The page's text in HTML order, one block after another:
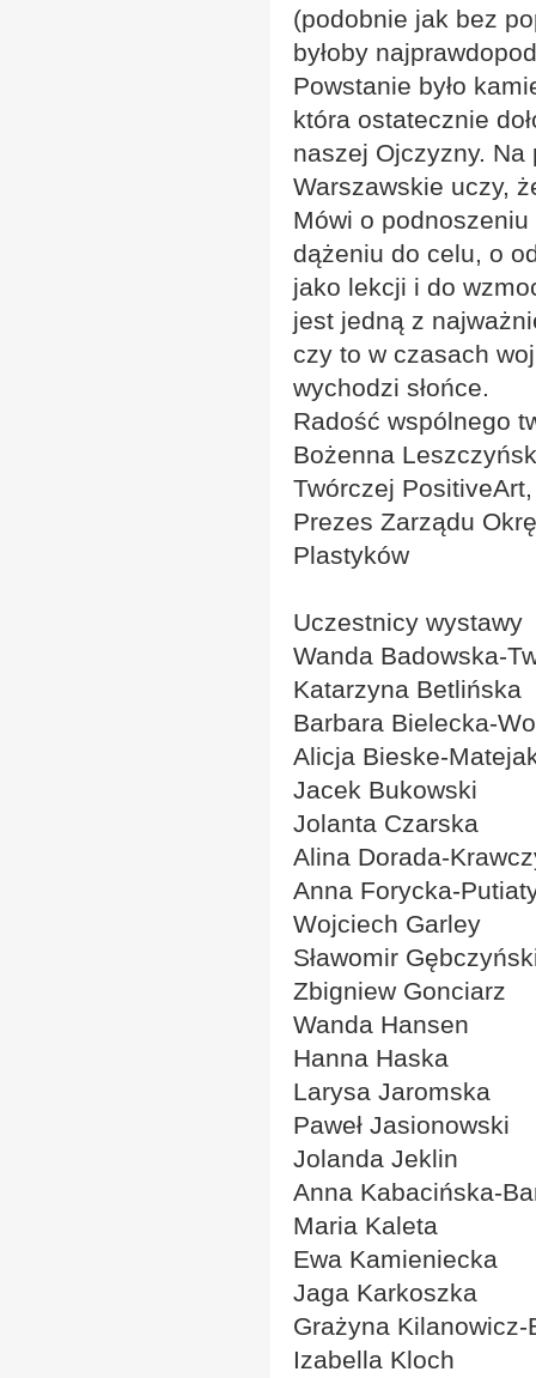
(podobnie jak bez
byłoby
Powstanie było
która ostatecznie
naszej Ojczyzny.
Warszawskie uczy,
Mówi o
dążeniu do celu, o
jako lekcji i do
jest jedną z
czy to w czasach
wychodzi słońce.
Radość wspólnego
Bożenna
Twórczej PositiveArt,
Prezes Zarządu
Plastyków
Uczestnicy wystawy
Wanda Badowska-
Katarzyna Betlińska
Barbara Bielecka-
Alicja Bieske-
Jacek Bukowski
Jolanta Czarska
Alina Dorada-
Anna Forycka-
Wojciech Garley
Sławomir
Zbigniew Gonciarz
Wanda Hansen
Hanna Haska
Larysa Jaromska
Paweł Jasionowski
Jolanda Jeklin
Anna Kabacińska-
Maria Kaleta
Ewa Kamieniecka
Jaga Karkoszka
Grażyna Kilanowicz-
Izabella Kloch